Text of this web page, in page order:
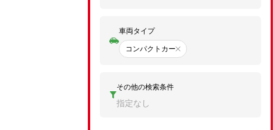
車両タイプ
コンパクトカー
その他の検索条件
指定なし